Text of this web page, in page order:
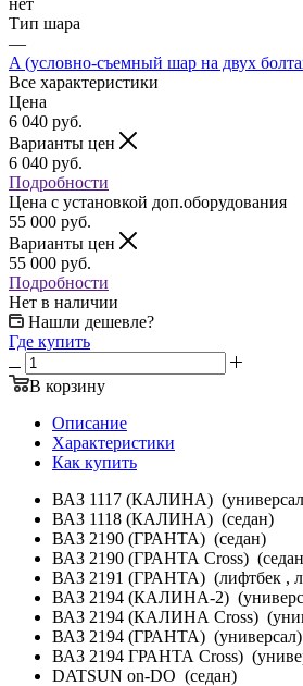
Тип шара
—
A (условно-съемный шар на двух
Все характеристики
Цена
6 040 руб.
Варианты цен
6 040 руб.
Подробности
Цена c установкой доп.оборудования
55 000 руб.
Варианты цен
55 000 руб.
Подробности
Нет в наличии
Нашли дешевле?
Где купить
В корзину
Описание
Характеристики
Как купить
ВАЗ 1117 (КАЛИНА)
ВАЗ 1118 (КАЛИНА) (седан)
ВАЗ 2190 (ГРАНТА) (седан)
ВАЗ 2190 (ГРАНТА Cross)
ВАЗ 2191 (ГРАНТА) (лифтбек ,
ВАЗ 2194 (КАЛИНА-2)
ВАЗ 2194 (КАЛИНА Cross)
ВАЗ 2194 (ГРАНТА) (универсал)
ВАЗ 2194 ГРАНТА Cross)
DATSUN on-DO (седан)